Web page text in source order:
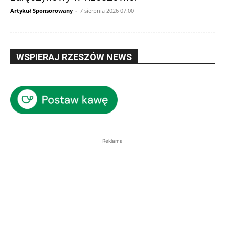
Artykuł Sponsorowany - 7 sierpnia 2026 07:00
WSPIERAJ RZESZÓW NEWS
Reklama